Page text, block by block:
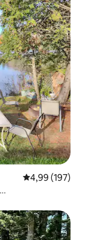
Средна
4,99 (197)